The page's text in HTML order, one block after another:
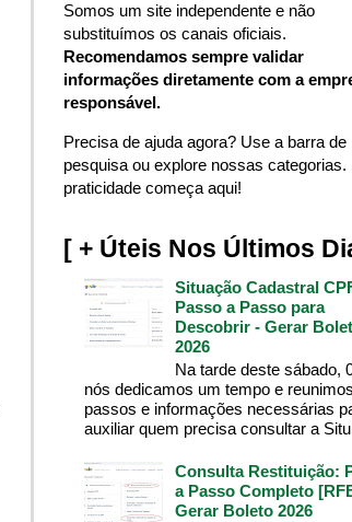
Somos um site independente e não
substituímos os canais oficiais.
Recomendamos sempre validar
informações diretamente com a
responsável.
Precisa de ajuda agora? Use a barra de
pesquisa ou explore nossas categorias.
praticidade começa aqui!
[ + Úteis Nos Últimos
Situação Cadastral
Passo a Passo para
Descobrir - Gerar
2026
Na tarde deste sábado,
nós dedicamos um tempo e
passos e informações necessárias
auxiliar quem precisa consultar a
Consulta Restituição:
a Passo Completo
Gerar Boleto 2026